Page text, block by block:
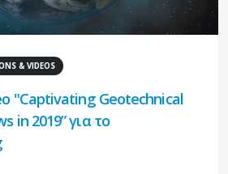
& VIDEOS
"Captivating Geotechnical
in 2019” για το